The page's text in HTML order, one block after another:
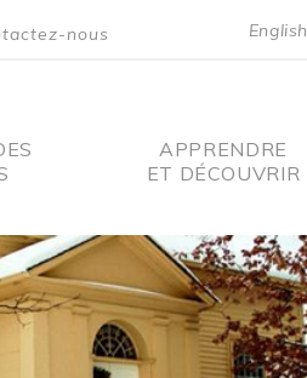
English
nous
APPRENDRE
ET DÉCOUVRIR